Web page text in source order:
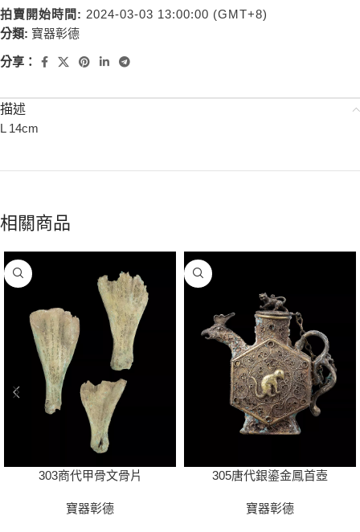
拍賣開始時間: 2024-03-03 13:00:00 (GMT+8)
分類: 寶器彰德
分享：
描述
L 14cm
相關商品
303商代甲骨文骨片
寶器彰德
305唐代銀鎏金鳳首壺
寶器彰德